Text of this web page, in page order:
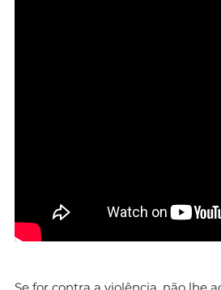
Se for contra a violência, não lhe